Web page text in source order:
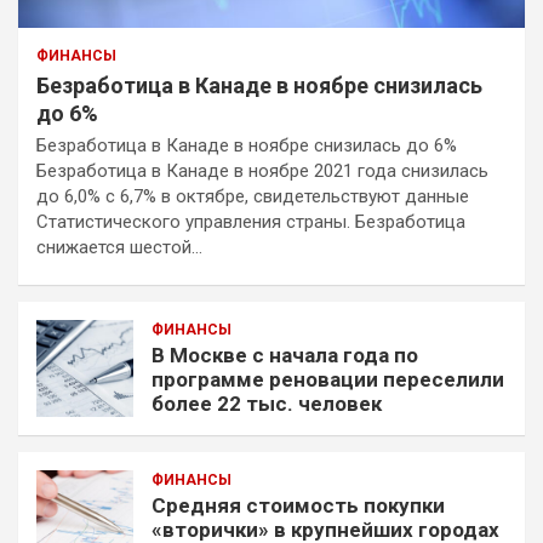
ФИНАНСЫ
Безработица в Канаде в ноябре снизилась
до 6%
Безработица в Канаде в ноябре снизилась до 6%
Безработица в Канаде в ноябре 2021 года снизилась
до 6,0% с 6,7% в октябре, свидетельствуют данные
Статистического управления страны. Безработица
снижается шестой…
ФИНАНСЫ
В Москве с начала года по
программе реновации переселили
более 22 тыс. человек
ФИНАНСЫ
Средняя стоимость покупки
«вторички» в крупнейших городах